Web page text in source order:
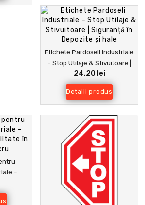
Etichete Pardoseli Industriale
– Stop Utilaje & Stivuitoare |
Siguranță în Depozite și hale
24.20 lei
Detalii produs
–
în